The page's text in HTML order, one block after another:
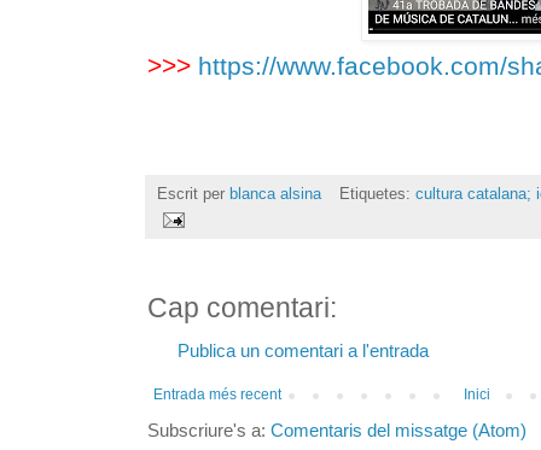
>>> https://www.facebook.com/
Escrit per blanca alsina Etiquetes: cultura catalana;
Cap comentari:
Publica un comentari a l'entrada
Entrada més recent Inici
Subscriure's a: Comentaris del missatge (Atom)